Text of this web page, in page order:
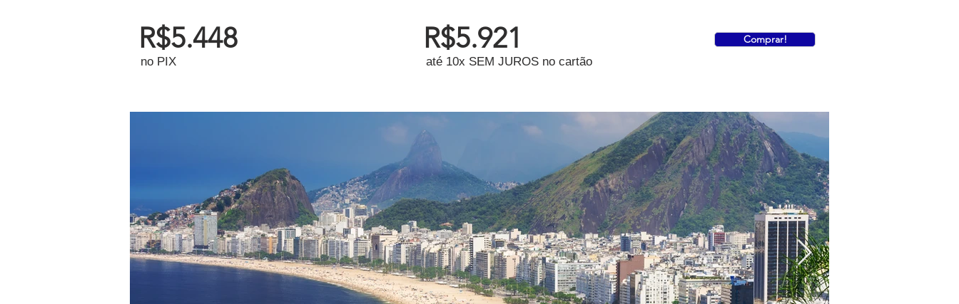
no PIX
R$5.921
até 10x SEM JUROS no cartão
Comprar!
R$5.448